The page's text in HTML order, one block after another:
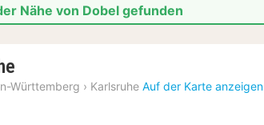
Nähe von Dobel gefunden
Nacht
Württemberg › Karlsruhe Auf der Karte anzeigen